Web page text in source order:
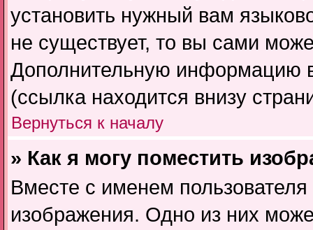
установить нужный вам
не существует, то вы сами
Дополнительную информацию
(ссылка находится внизу
Вернуться к началу
» Как я могу поместить
Вместе с именем пользователя
изображения. Одно из них